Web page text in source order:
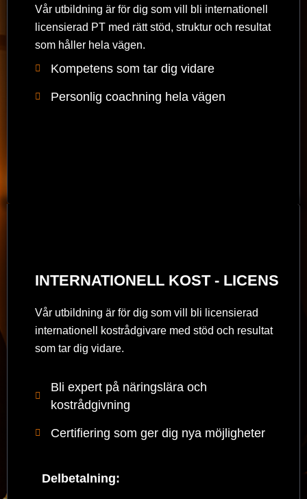
Vår utbildning är för dig som vill bli internationell
licensierad PT med rätt stöd, struktur och resultat
som håller hela vägen.
Kompetens som tar dig vidare
Personlig coachning hela vägen
INTERNATIONELL KOST - LICENS
Vår utbildning är för dig som vill bli licensierad
internationell kostrådgivare med stöd och resultat
som tar dig vidare.
Bli expert på näringslära och
kostrådgivning
Certifiering som ger dig nya möjligheter
Delbetalning: